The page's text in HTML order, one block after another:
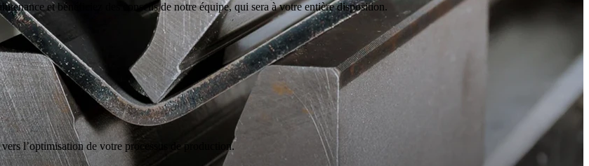
et bénéficiez des conseils de notre équipe, qui sera à votre entière disposition.
l’optimisation de votre processus de production.